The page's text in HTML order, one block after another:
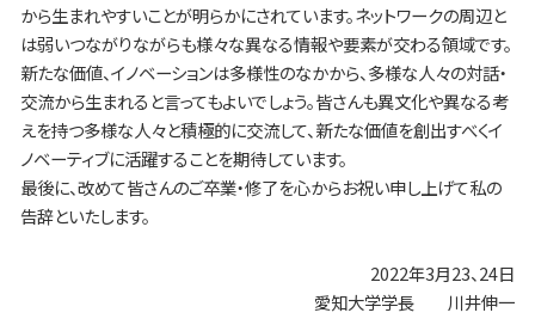
から生まれやすいことが明らかにされています。ネットワークの周辺と
は弱いつながりながらも様々な異なる情報や要素が交わる領域です。
新たな価値、イノベーションは多様性のなかから、多様な人々の対話・
交流から生まれると言ってもよいでしょう。皆さんも異文化や異なる考
えを持つ多様な人々と積極的に交流して、新たな価値を創出すべくイ
ノベーティブに活躍することを期待しています。
最後に、改めて皆さんのご卒業・修了を心からお祝い申し上げて私の
告辞といたします。
2022年3月23、24日
愛知大学学長 川井伸一